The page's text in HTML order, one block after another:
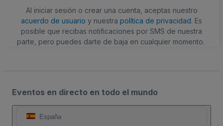
Al iniciar sesión o crear una cuenta, aceptas nuestro
acuerdo de usuario y nuestra política de privacidad. Es
posible que recibas notificaciones por SMS de nuestra
parte, pero puedes darte de baja en cualquier momento.
Eventos en directo en todo el mundo
España